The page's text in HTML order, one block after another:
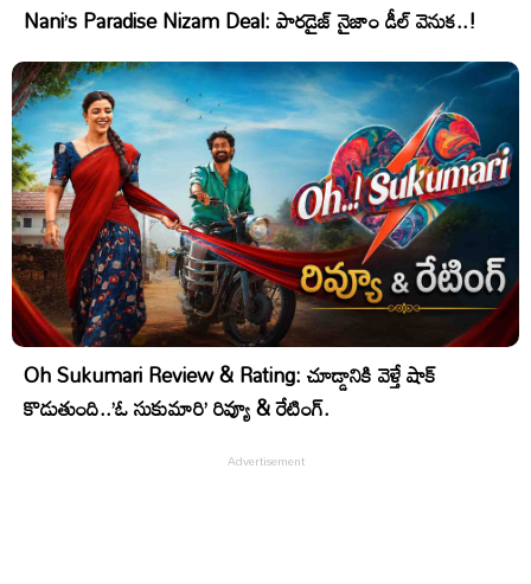
Nani’s Paradise Nizam Deal: పారడైజ్ నైజాం డీల్ వెనుక..!
Oh Sukumari Review & Rating: చూడ్డానికి వెళ్తే షాక్
కొడుతుంది..’ఓ సుకుమారి’ రివ్యూ & రేటింగ్.